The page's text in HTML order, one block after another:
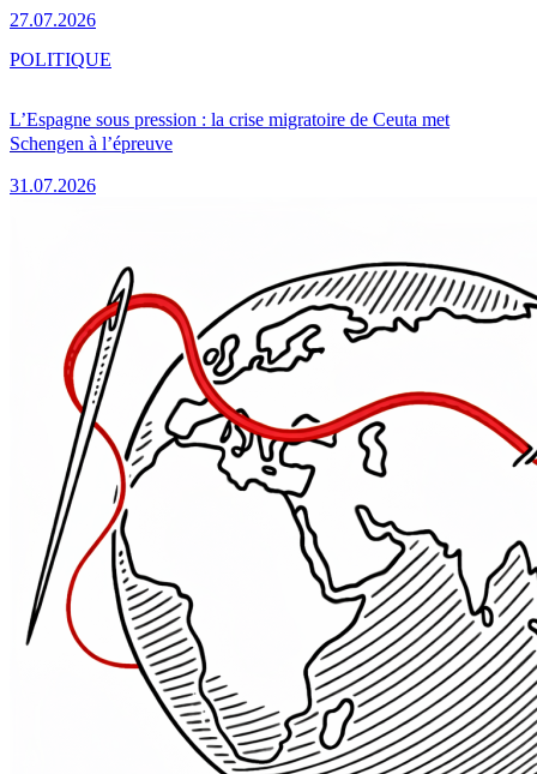
27.07.2026
L’Espagne sous pression : la crise migratoire de Ceuta met
Schengen à l’épreuve
31.07.2026
POLITIQUE